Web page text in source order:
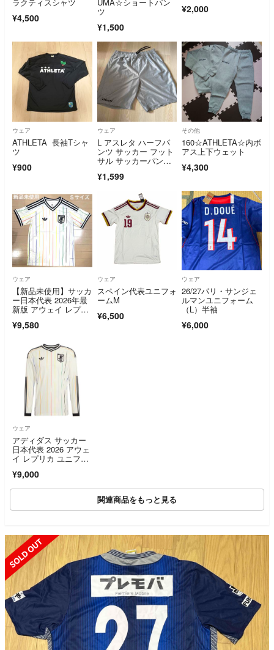
ラクティスシャツ
¥4,500
UMA☆ショートパン
ツ
¥1,500
¥2,000
ウェア
ATHLETA 長袖Tシャ
ツ
¥900
ウェア
L アスレタ ハーフパ
ンツ サッカー フット
サル サッカーパン
¥1,599
その他
160☆ATHLETA☆内ボ
アス上下ウェット
¥4,300
ウェア
【新品未使用】サッカ
ー日本代表 2026年最
新版 アウェイ レプリ
¥9,580
ウェア
スペイン代表ユニフォ
ームM
¥6,500
ウェア
26/27パリ・サンジェ
ルマンユニフォーム
（L）半袖
¥6,000
ウェア
アディダス サッカー
日本代表 2026 アウェ
イ レプリカ ユニフォ
¥9,000
関連商品をもっと見る
SOLD OUT